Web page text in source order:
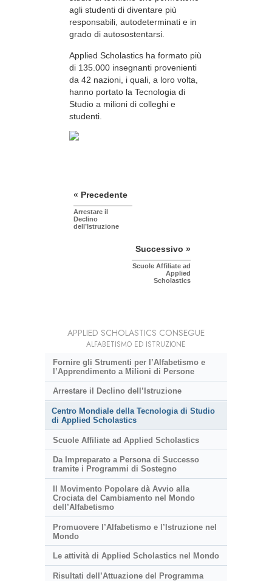
agli studenti di diventare più
responsabili, autodeterminati e in
grado di autosostentarsi.
Applied Scholastics ha formato più
di 135.000 insegnanti provenienti
da 42 nazioni, i quali, a loro volta,
hanno portato la Tecnologia di
Studio a milioni di colleghi e
studenti.
« Precedente
Arrestare il
Declino
dell’Istruzione
Successivo »
Scuole Affiliate ad
Applied
Scholastics
APPLIED SCHOLASTICS CONSEGUE
ALFABETISMO ED ISTRUZIONE
Fornire gli Strumenti per l’Alfabetismo e
l’Apprendimento a Milioni di Persone
Arrestare il Declino dell’Istruzione
Centro Mondiale della Tecnologia di Studio
di Applied Scholastics
Scuole Affiliate ad Applied Scholastics
Da Impreparato a Persona di Successo
tramite i Programmi di Sostegno
Il Movimento Popolare dà Avvio alla
Crociata del Cambiamento nel Mondo
dell’Alfabetismo
Promuovere l’Alfabetismo e l’Istruzione nel
Mondo
Le attività di Applied Scholastics nel Mondo
Risultati dell’Attuazione del Programma